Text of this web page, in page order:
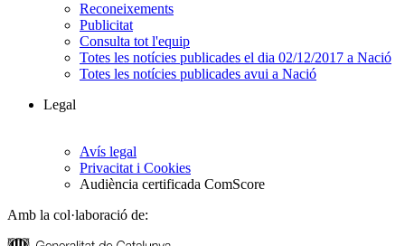
Reconeixements
Publicitat
Consulta tot l'equip
Totes les notícies publicades el dia 02/12/2017 a Nació
Totes les notícies publicades avui a Nació
Legal
Avís legal
Privacitat i Cookies
Audiència certificada ComScore
Amb la col·laboració de: